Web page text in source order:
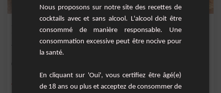
Smoothie pauvre en sucre mais très goûteux !
citron ananas , orange ,jus de citron vert,banane
Nous proposons sur notre site des recettes de
cocktails avec et sans alcool. L'alcool doit être
consommé de manière responsable. Une
consommation excessive peut être nocive pour
la santé.
En cliquant sur 'Oui', vous certifiez être âgé(e)
de 18 ans ou plus et acceptez de consommer de